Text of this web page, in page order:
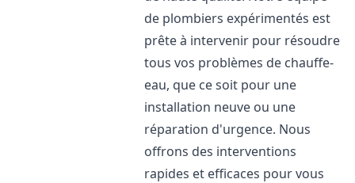
de plombiers expérimentés est
prête à intervenir pour résoudre
tous vos problèmes de chauffe-
eau, que ce soit pour une
installation neuve ou une
réparation d'urgence. Nous
offrons des interventions
rapides et efficaces pour vous